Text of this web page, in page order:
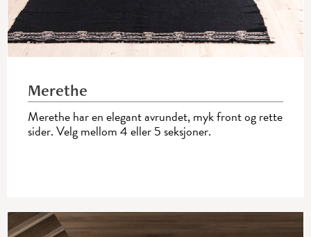
Merethe
Merethe har en elegant avrundet, myk front og rette
sider. Velg mellom 4 eller 5 seksjoner.